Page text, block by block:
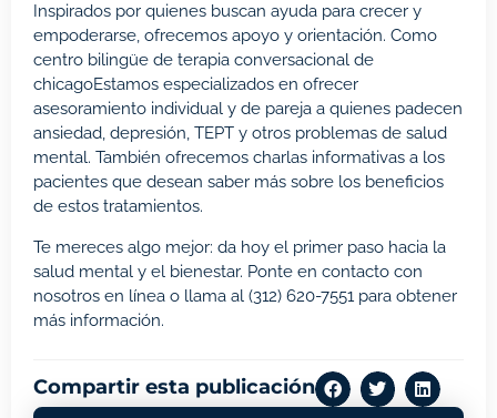
Inspirados por quienes buscan ayuda para crecer y
empoderarse, ofrecemos apoyo y orientación. Como
centro bilingüe de terapia conversacional de
chicagoEstamos especializados en ofrecer
asesoramiento individual y de pareja a quienes padecen
ansiedad, depresión, TEPT y otros problemas de salud
mental. También ofrecemos charlas informativas a los
pacientes que desean saber más sobre los beneficios
de estos tratamientos.
Te mereces algo mejor: da hoy el primer paso hacia la
salud mental y el bienestar. Ponte en contacto con
nosotros en línea o llama al (312) 620-7551 para obtener
más información.
Compartir esta publicación